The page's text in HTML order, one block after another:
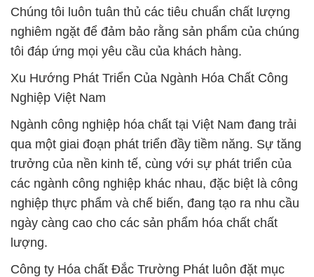
Chúng tôi luôn tuân thủ các tiêu chuẩn chất lượng
nghiêm ngặt để đảm bảo rằng sản phẩm của chúng
tôi đáp ứng mọi yêu cầu của khách hàng.
Xu Hướng Phát Triển Của Ngành Hóa Chất Công
Nghiệp Việt Nam
Ngành công nghiệp hóa chất tại Việt Nam đang trải
qua một giai đoạn phát triển đầy tiềm năng. Sự tăng
trưởng của nền kinh tế, cùng với sự phát triển của
các ngành công nghiệp khác nhau, đặc biệt là công
nghiệp thực phẩm và chế biến, đang tạo ra nhu cầu
ngày càng cao cho các sản phẩm hóa chất chất
lượng.
Công ty Hóa chất Đắc Trường Phát luôn đặt mục